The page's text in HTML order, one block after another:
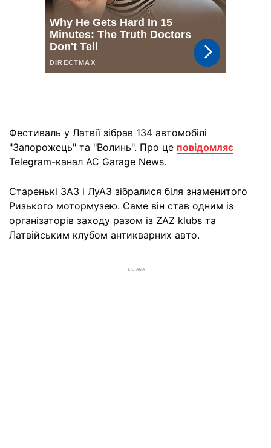
Фестиваль у Латвії зібрав 134 автомобілі
"Запорожець" та "Волинь". Про це повідомляє
Telegram-канал AC Garage News.
Старенькі ЗАЗ і ЛуАЗ зібралися біля знаменитого
Ризького мотормузею. Саме він став одним із
організаторів заходу разом із ZAZ klubs та
Латвійським клубом антикварних авто.
РЕКЛАМА